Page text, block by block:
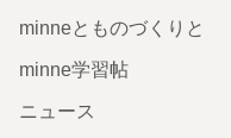
minneとものづくりと
minne学習帖
ニュース